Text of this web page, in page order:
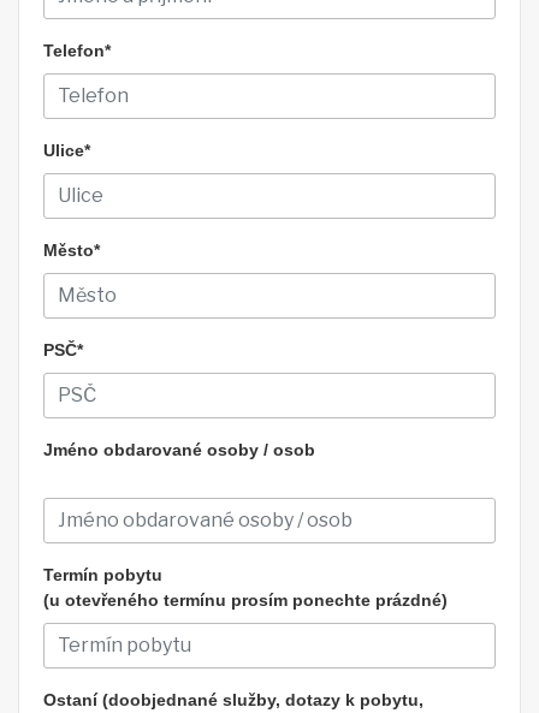
Telefon*
Ulice*
Město*
PSČ*
Jméno obdarované osoby / osob
Termín pobytu
(u otevřeného termínu prosím ponechte prázdné)
Ostaní (doobjednané služby, dotazy k pobytu,